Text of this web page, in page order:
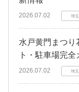
2026.07.02 埼
水戸黄門まつり
ト・駐車場完全
2026.07.02 埼